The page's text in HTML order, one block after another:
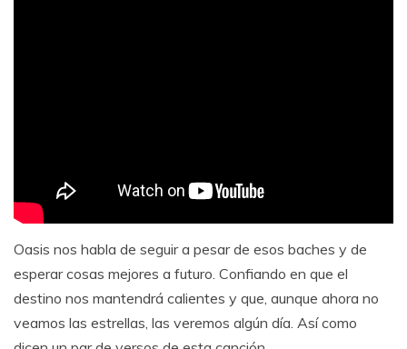
Oasis nos habla de seguir a pesar de esos baches y de
esperar cosas mejores a futuro. Confiando en que el
destino nos mantendrá calientes y que, aunque ahora no
veamos las estrellas, las veremos algún día. Así como